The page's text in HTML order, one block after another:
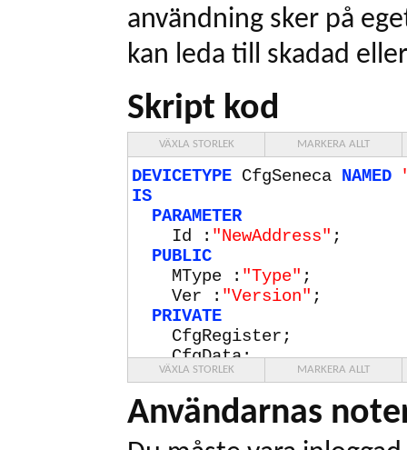
användning sker på
kan leda till skadad
Skript kod
VÄXLA STORLEK MARKERA ALLT
DEVICETYPE CfgSeneca NAMED
IS
PARAMETER
Id : "NewAddress" ;
PUBLIC
MType : "Type" ;
Ver : "Version" ;
PRIVATE
CfgRegister;
CfgData;
BAUDRATE
CHECKSUM MODBUS SWAPPED;
TELEGRAM
ReadInputs
NAMED
VÄXLA STORLEK MARKERA ALLT
Användarnas